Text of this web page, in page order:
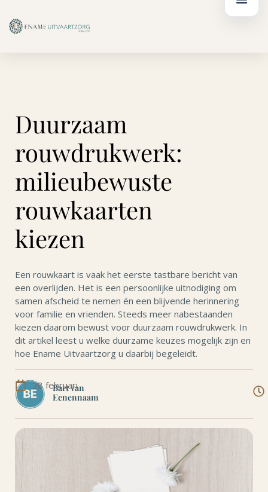
inhoud
naar
de
Duurzaam
rouwdrukwerk:
milieubewuste
rouwkaarten
kiezen
Een rouwkaart is vaak het eerste tastbare bericht van
een overlijden. Het is een persoonlijke uitnodiging om
samen afscheid te nemen én een blijvende herinnering
voor familie en vrienden. Steeds meer nabestaanden
kiezen daarom bewust voor duurzaam rouwdrukwerk. In
dit artikel leest u welke duurzame keuzes mogelijk zijn en
hoe Ename Uitvaartzorg u daarbij begeleidt.
Bart van
Eenennaam
28 februari